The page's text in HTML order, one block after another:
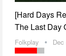
[Hard Days
The Last Day
Folkplay